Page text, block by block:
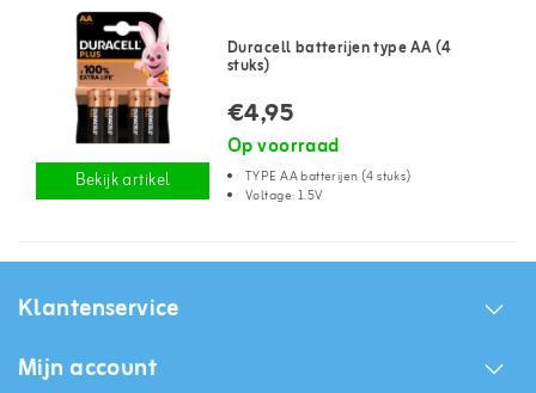
Bekijk artikel
Duracell batterijen type AA (4
stuks)
€4,95
Op voorraad
TYPE AA batterijen (4 stuks)
Voltage: 1.5V
Klantenservice
Mijn account